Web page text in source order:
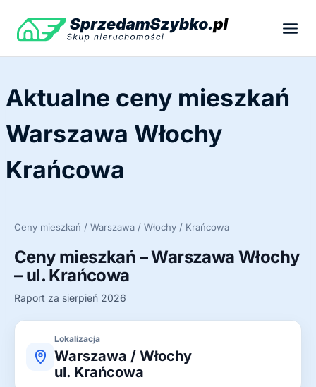
treści
Aktualne ceny mieszkań
Warszawa Włochy
Krańcowa
Ceny mieszkań / Warszawa / Włochy / Krańcowa
Ceny mieszkań – Warszawa Włochy
– ul. Krańcowa
Raport za sierpień 2026
Lokalizacja
Warszawa / Włochy
ul. Krańcowa